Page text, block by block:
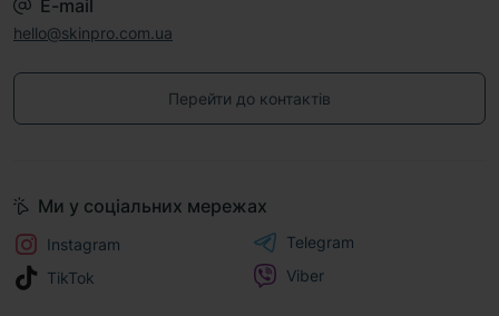
E-mail
hello@skinpro.com.ua
Перейти до контактів
Ми у соціальних мережах
Instagram
TikTok
Telegram
Viber